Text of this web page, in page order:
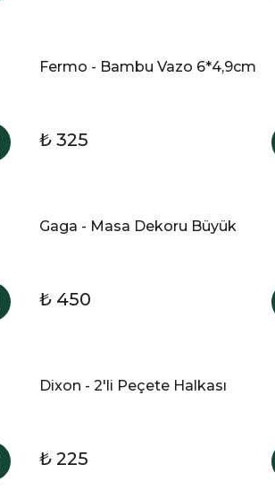
Fermo - Bambu Vazo 6*4,9cm
₺ 325
Gaga - Masa Dekoru Büyük
₺ 450
Dixon - 2'li Peçete Halkası
₺ 225